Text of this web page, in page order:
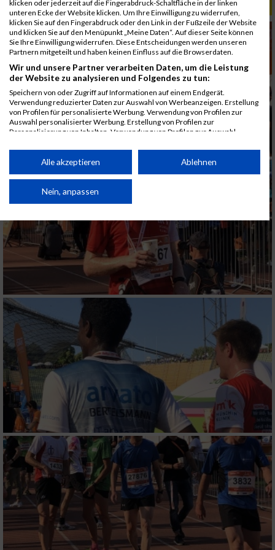
ALBUM B2RUN MÜNCHEN, B2RUN / 16.07.2019
klicken oder jederzeit auf die Fingerabdruck-Schaltfläche in der linken
unteren Ecke der Website klicken. Um Ihre Einwilligung zu widerrufen,
klicken Sie auf den Fingerabdruck oder den Link in der Fußzeile der Website
und klicken Sie auf den Menüpunkt „Meine Daten“. Auf dieser Seite können
Sie Ihre Einwilligung widerrufen. Diese Entscheidungen werden unseren
Partnern mitgeteilt und haben keinen Einfluss auf die Browserdaten.
Wir und unsere Partner verarbeiten Daten, um die Leistung
der Website zu analysieren und Folgendes zu tun:
Speichern von oder Zugriff auf Informationen auf einem Endgerät.
Verwendung reduzierter Daten zur Auswahl von Werbeanzeigen. Erstellung
von Profilen für personalisierte Werbung. Verwendung von Profilen zur
Auswahl personalisierter Werbung. Erstellung von Profilen zur
Personalisierung von Inhalten. Verwendung von Profilen zur Auswahl
Performance von Inhalten. Analyse von Zielgruppen durch Statistiken oder
Kombinationen von Daten aus verschiedenen Quellen. Entwicklung und
von Inhalten.
Daten können außerhalb der Europäischen Union weitergegeben und in die
Website/App.
Partnerliste anzeigen (1 IAB-Anbieter)
Wir nutzen Ihre Daten für folgende Zwecke:
Speichern von oder Zugriff auf Informationen
auf einem Endgerät
Verwendung reduzierter Daten zur Auswahl
von Werbeanzeigen
Erstellung von Profilen für personalisierte
Werbung
Verwendung von Profilen zur Auswahl
personalisierter Werbung
Erstellung von Profilen zur Personalisierung
von Inhalten
Verwendung von Profilen zur Auswahl
personalisierter Inhalte
Messung der Werbeleistung
Alle akzeptieren Ablehnen
Nein, anpassen